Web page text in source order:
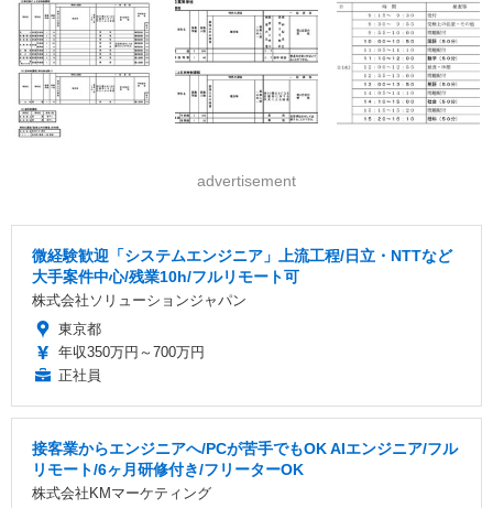
advertisement
微経験歓迎「システムエンジニア」上流工程/日立・NTTなど
大手案件中心/残業10h/フルリモート可
株式会社ソリューションジャパン
東京都
年収350万円～700万円
正社員
接客業からエンジニアへ/PCが苦手でもOK AIエンジニア/フル
リモート/6ヶ月研修付き/フリーターOK
株式会社KMマーケティング